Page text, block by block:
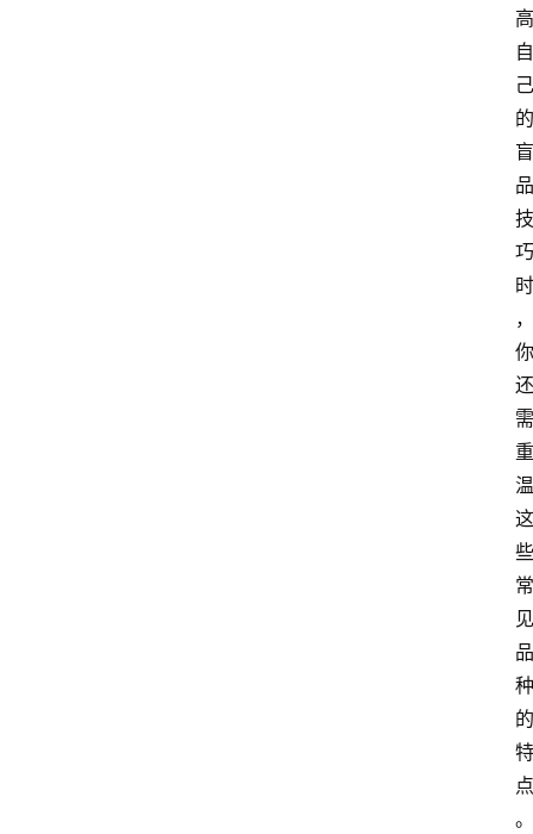
高
自
己
的
盲
品
技
巧
时
，
你
还
需
重
温
这
些
常
见
品
种
的
特
点
。